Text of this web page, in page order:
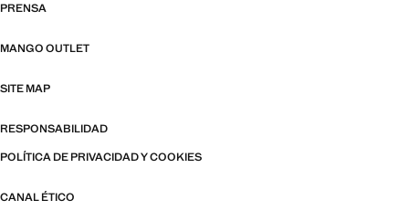
PRENSA
MANGO OUTLET
SITE MAP
RESPONSABILIDAD
POLÍTICA DE PRIVACIDAD Y COOKIES
CANAL ÉTICO